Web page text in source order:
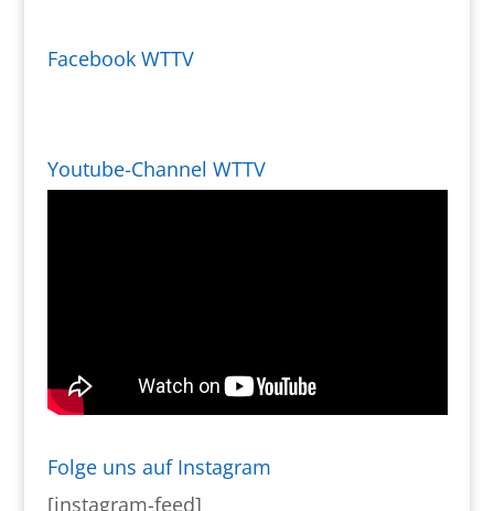
Facebook WTTV
Youtube-Channel WTTV
Folge uns auf Instagram
[instagram-feed]